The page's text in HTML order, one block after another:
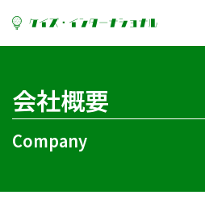
テ
会社概要
Company